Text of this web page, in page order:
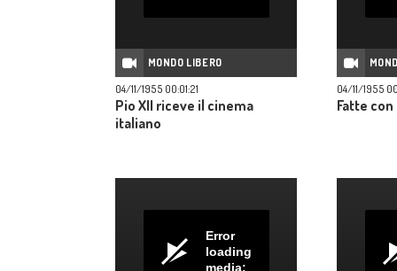
MONDO LIBERO
04/11/1955 00:01:21
Pio XII riceve il cinema
italiano
04/11/1955
Fatte
Error
loading
media: